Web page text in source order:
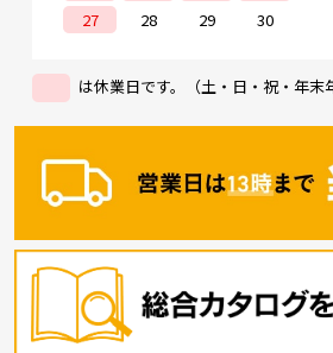
27
28 29 30
は休業日です。（土・日・祝・年末